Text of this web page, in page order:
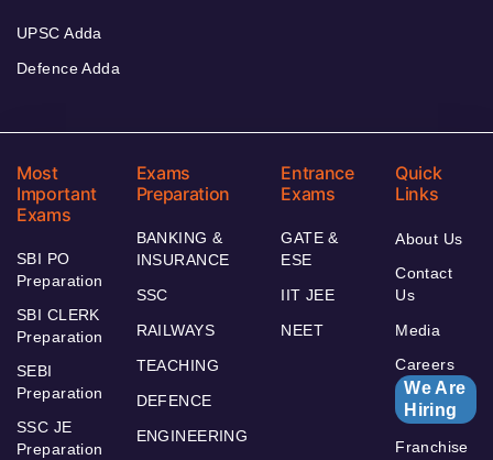
UPSC Adda
Defence Adda
Most
Important
Exams
SBI PO
Preparation
SBI CLERK
Preparation
SEBI
Preparation
SSC JE
Preparation
Exams
Preparation
BANKING &
INSURANCE
SSC
RAILWAYS
TEACHING
DEFENCE
ENGINEERING
Entrance
Exams
GATE &
ESE
IIT JEE
NEET
Quick
Links
About Us
Contact
Us
Media
Careers
We Are
Hiring
Franchise